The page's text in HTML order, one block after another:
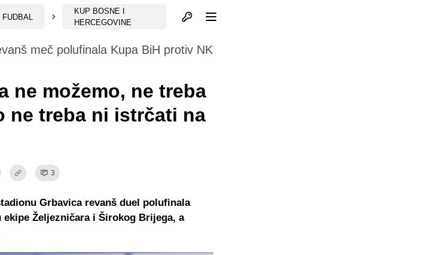
FUDBAL
KUP BOSNE I
HERCEGOVINE
Otvori profil
meč polufinala Kupa BiH protiv NK
ne možemo, ne treba
ne treba ni istrčati na
3
Grbavica revanš duel polufinala
Željezničara i Širokog Brijega, a